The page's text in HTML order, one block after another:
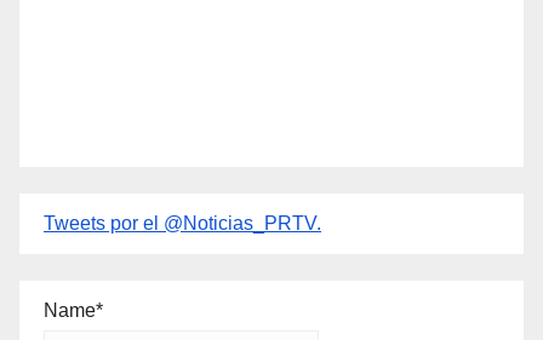
Tweets por el @Noticias_PRTV.
Name*